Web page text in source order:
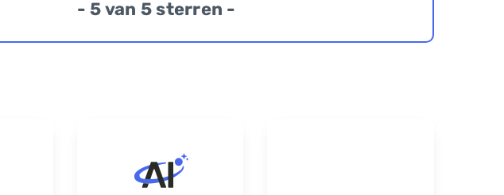
- 5 van 5 sterren -